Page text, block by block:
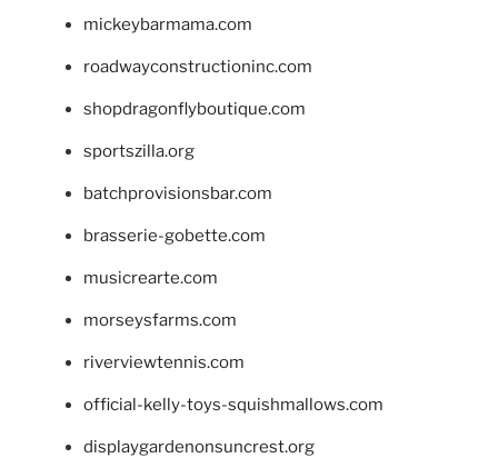
mickeybarmama.com
roadwayconstructioninc.com
shopdragonflyboutique.com
sportszilla.org
batchprovisionsbar.com
brasserie-gobette.com
musicrearte.com
morseysfarms.com
riverviewtennis.com
official-kelly-toys-squishmallows.com
displaygardenonsuncrest.org